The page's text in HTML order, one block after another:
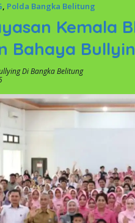
, Polda Bangka Belitung
Kemala
Bahaya
Di Bangka Belitung